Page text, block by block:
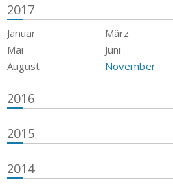
2017
Januar März
Mai
Juni
August
November
2016
2015
2014